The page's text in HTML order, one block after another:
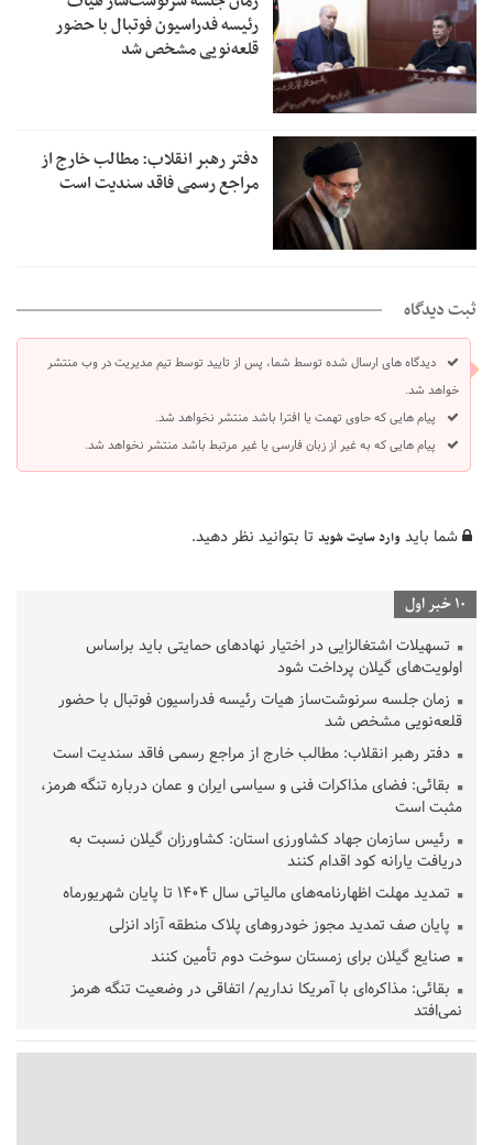
رئیسه فدراسیون فوتبال با حضور
قلعه‌نویی مشخص شد
دفتر رهبر انقلاب: مطالب خارج از
مراجع رسمی فاقد سندیت است
ثبت دیدگاه
دیدگاه های ارسال شده توسط شما، پس از تایید توسط تیم مدیریت در وب منتشر
خواهد شد.
پیام هایی که حاوی تهمت یا افترا باشد منتشر نخواهد شد.
پیام هایی که به غیر از زبان فارسی یا غیر مرتبط باشد منتشر نخواهد شد.
شما باید وارد سایت شوید تا بتوانید نظر دهید.
10 خبر اول
تسهیلات اشتغالزایی در اختیار نهادهای حمایتی باید براساس
اولویت‌های گیلان پرداخت شود
زمان جلسه سرنوشت‌ساز هیات رئیسه فدراسیون فوتبال با حضور
قلعه‌نویی مشخص شد
دفتر رهبر انقلاب: مطالب خارج از مراجع رسمی فاقد سندیت است
بقائی: فضای مذاکرات فنی و سیاسی ایران و عمان درباره تنگه هرمز،
مثبت است
رئیس سازمان جهاد کشاورزی استان: کشاورزان گیلان نسبت به
دریافت یارانه کود اقدام کنند
تمدید مهلت اظهارنامه‌های مالیاتی سال ۱۴۰۴ تا پایان شهریورماه
پایان صف تمدید مجوز خودروهای پلاک منطقه آزاد انزلی
صنایع گیلان برای زمستان سوخت دوم تأمین کنند
بقائی: مذاکره‌ای با آمریکا نداریم/ اتفاقی در وضعیت تنگه هرمز
نمی‌افتد